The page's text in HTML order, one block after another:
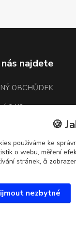
najdete
OBCHŮDEK
24/2
u metra Lužiny
🍪
používáme ke
o webu, měření
stránek, či
nezbytné